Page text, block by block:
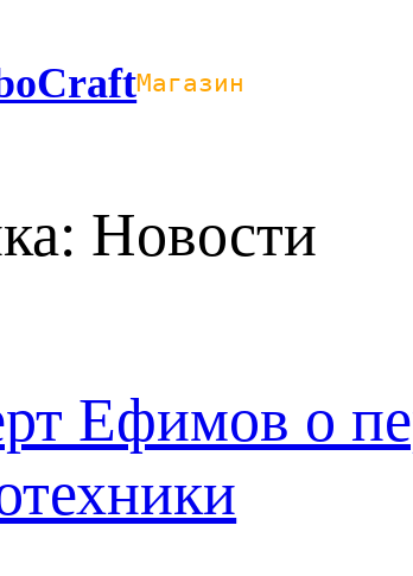
Магазин
Новости
Ефимов о